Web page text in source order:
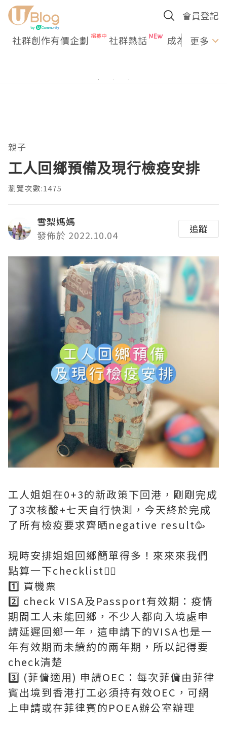
會員登記
社群創作有價企劃 社群熱話 成為U更多
親子
工人回鄉預備及現行檢疫安排
瀏覽次數:1475
雪梨媽媽
發佈於 2022.10.04
追蹤
工人姐姐在0+3的新政策下回港，剛剛完成
了3次核酸+七天自行快測，今天終於完成
了所有檢疫要求齊晒negative result🥳
現時安排姐姐回鄉簡單得多！來來來我們
點算一下checklist💁‍♀️
1️⃣ 買機票
2️⃣ check VISA及Passport有效期：疫情
期間工人未能回鄉，不少人都向入境處申
請延遲回鄉一年，這申請下的VISA也是一
年有效期而未續約的兩年期，所以記得要
check清楚
3️⃣ (菲傭適用) 申請OEC：每次菲傭由菲律
賓出境到香港打工必須持有效OEC，可網
上申請或在菲律賓的POEA辦公室辦理